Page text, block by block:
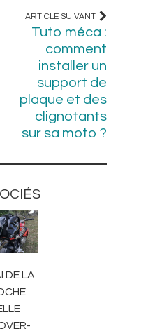
ARTICLE SUIVANT
Tuto méca :
comment
installer un
support de
plaque et des
clignotants
sur sa moto ?
PIÈCES
DE LA